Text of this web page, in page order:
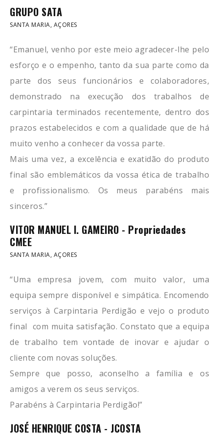
GRUPO SATA
SANTA MARIA, AÇORES
“Emanuel, venho por este meio agradecer-lhe pelo
esforço e o empenho, tanto da sua parte como da
parte dos seus funcionários e colaboradores,
demonstrado na execução dos trabalhos de
carpintaria terminados recentemente, dentro dos
prazos estabelecidos e com a qualidade que de há
muito venho a conhecer da vossa parte.
Mais uma vez, a excelência e exatidão do produto
final são emblemáticos da vossa ética de trabalho
e profissionalismo. Os meus parabéns mais
sinceros.”
VITOR MANUEL I. GAMEIRO - Propriedades
CMEE
SANTA MARIA, AÇORES
“Uma empresa jovem, com muito valor, uma
equipa sempre disponível e simpática. Encomendo
serviços à Carpintaria Perdigão e vejo o produto
final com muita satisfação. Constato que a equipa
de trabalho tem vontade de inovar e ajudar o
cliente com novas soluções.
Sempre que posso, aconselho a família e os
amigos a verem os seus serviços.
Parabéns à Carpintaria Perdigão!”
JOSÉ HENRIQUE COSTA - JCOSTA